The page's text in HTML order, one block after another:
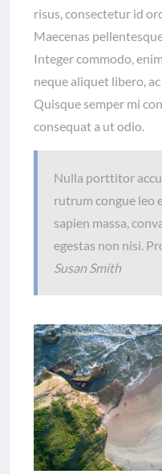
risus, consectetur id
Maecenas
Integer commodo,
neque aliquet libero,
Quisque semper mi
consequat a ut odio.
Nulla porttitor
rutrum congue leo
sapien massa,
egestas non nisi.
Susan Smith